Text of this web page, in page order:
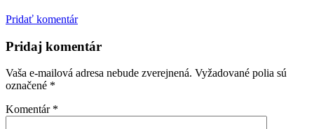
Pridať komentár
Pridaj komentár
Vaša e-mailová adresa nebude zverejnená. Vyžadované polia sú
označené *
Komentár *